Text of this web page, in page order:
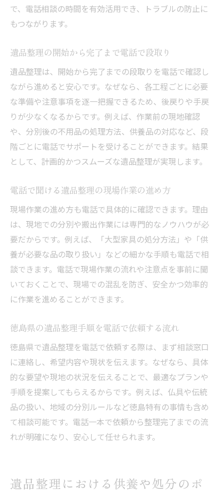
で、電話相談の時間を有効活用でき、トラブルの防止に
もつながります。
遺品整理の開始から完了まで電話で段取り
遺品整理は、開始から完了までの段取りを電話で確認し
ながら進めると安心です。なぜなら、各工程ごとに必要
な準備や注意事項を逐一把握できるため、後戻りや手戻
りが少なくなるからです。例えば、作業前の現地確認
や、分別後の不用品の処理方法、供養品の対応など、段
階ごとに電話でサポートを受けることができます。結果
として、計画的かつスムーズな遺品整理が実現します。
電話で聞ける遺品整理の現場作業の進め方
現場作業の進め方も電話で具体的に確認できます。理由
は、現地での分別や搬出作業には専門的なノウハウが必
要だからです。例えば、「大型家具の処分方法」や「供
養が必要な品の取り扱い」などの細かな手順も電話で相
談できます。電話で現場作業の流れや注意点を事前に聞
いておくことで、現場での混乱を防ぎ、安全かつ効率的
に作業を進めることができます。
徳島県の遺品整理手順を電話で依頼する流れ
徳島県で遺品整理を電話で依頼する際は、まず相談窓口
に連絡し、希望内容や現状を伝えます。なぜなら、具体
的な要望や現地の状況を伝えることで、最適なプランや
手順を提案してもらえるからです。例えば、仏具や伝統
品の扱い、地域の分別ルールなど徳島特有の事情も含め
て相談可能です。電話一本で依頼から整理完了までの流
れが明確になり、安心して任せられます。
遺品整理における供養や処分のポ